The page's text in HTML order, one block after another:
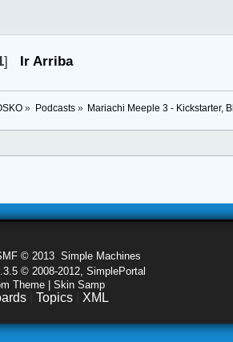
] Ir Arriba
» Podcasts» Mariachi Meeple 3 - Kickstarter,
© 2013 Simple Machines
© 2008-2012, SimplePortal
Theme | Skin Samp
Topics XML